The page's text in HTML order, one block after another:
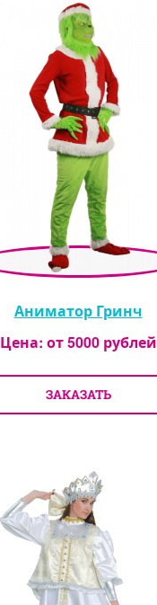
Аниматор Гринч
Цена: от5000рублей
ЗАКАЗАТЬ